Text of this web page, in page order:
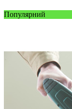
Популярний